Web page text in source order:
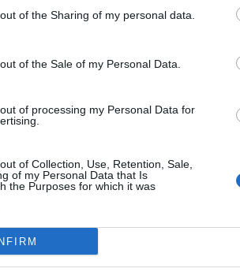
of the Sharing of my personal data.
of the Sale of my Personal Data.
of processing my Personal Data for
of Collection, Use, Retention, Sale,
of my Personal Data that Is
the Purposes for which it was